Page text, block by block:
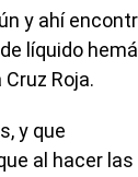
y ahí
líquido
Roja.
y que
al hacer las